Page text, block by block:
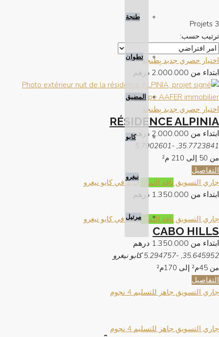
طنجة
تطوان
المضيق
كابو
نيغرو
مرتيل
3 Projets
ترتيب حسب:
اختيار حصري جديد بِطنجة
ابتداء من 2.000.000 درهم
اختيار حصري جديد بِطنجة
RÉSIDENCE ALPINIA
ابتداء من 2.000.000 درهم
35.7723841, -5.7902601
من 50 إلى 210
م²
التفاصيل
جاري التسويق باقة التميُّز جديد في كابو نيغرو
ابتداء من 1.350.000 درهم
جاري التسويق باقة التميُّزجديد في كابو نيغرو
CABO HILLS
ابتداء من 1.350.000 درهم
35.645952, -5.294757 كابو نيغرو
من 45م² إلى 170م²
التفاصيل
جاري التسويق جاهز للتسليم 4 نجوم
جاري التسويق جاهز للتسليم 4 نجوم